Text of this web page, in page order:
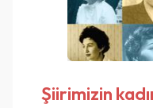
Şiirimizin